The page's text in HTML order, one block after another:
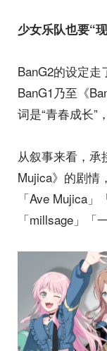
少女乐队也要“
BanG2的设定走
BanG1乃至《
词是“青春成长”
从叙事来看，
Mujica》的剧情
「Ave Mujica
「millsage」「